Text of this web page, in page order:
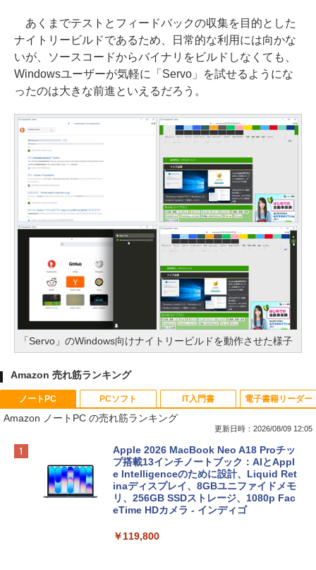
あくまでテストとフィードバックの収集を目的とした
ナイトリービルドであるため、日常的な利用には向かな
いが、ソースコードからバイナリをビルドしなくても、
Windowsユーザーが気軽に「Servo」を試せるようにな
ったのは大きな前進といえるだろう。
「Servo」のWindows向けナイトリービルドを動作させた様子
Amazon 売れ筋ランキング
ノートPC
Amazon ノートPC の売れ筋ランキング
更新日時：2026/08/09 12:05
Apple 2026 MacBook Neo A18 Proチッ
プ搭載13インチノートブック：AIとAppl
e Intelligenceのために設計、Liquid Ret
inaディスプレイ、8GBユニファイドメモ
リ、256GB SSDストレージ、1080p Fac
eTime HDカメラ - インディゴ
￥119,800
PCソフト IT入門書 電子書籍リーダー